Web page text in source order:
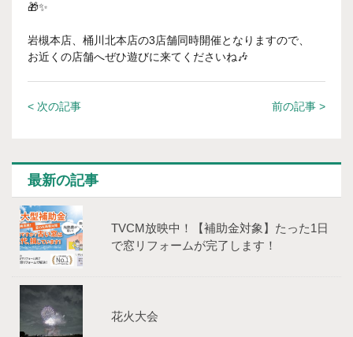
🎁✨
岩槻本店、桶川北本店の3店舗同時開催となりますので、
お近くの店舗へぜひ遊びに来てくださいね🎶
< 次の記事 前の記事 >
最新の記事
TVCM放映中！【補助⾦対象】たった1⽇
で窓リフォームが完了します！
花火大会